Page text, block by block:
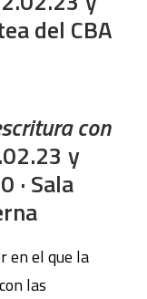
del CBA
con
y
· Sala
el que la
las